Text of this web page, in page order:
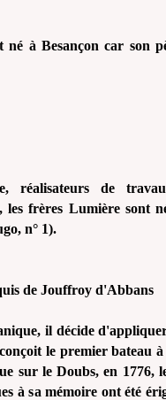
né à Besançon car son
réalisateurs de
frères Lumière sont
n° 1).
de Jouffroy d'Abbans
il décide
le premier bateau
sur le Doubs, en 1776,
à sa mémoire ont été